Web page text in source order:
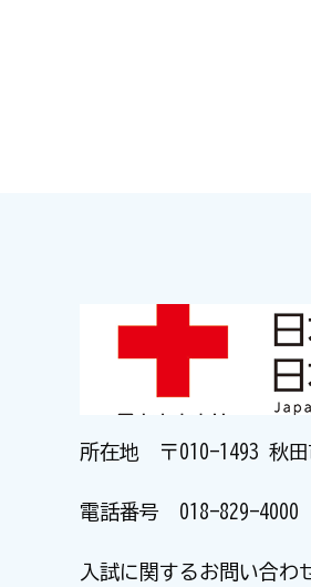
所在地 〒010-1493 秋田
電話番号 018-829-4000
入試に関するお問い合わ